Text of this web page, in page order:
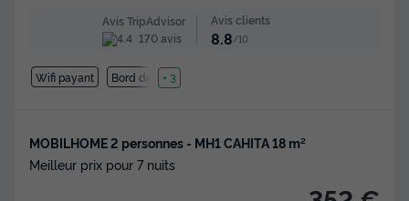
Avis TripAdvisor
170 avis
Avis clients
8.8/10
Wifi payant Bord de mer
+ 3
MOBILHOME 2 personnes - MH1 CAHITA 18 m²
Meilleur prix pour 7 nuits